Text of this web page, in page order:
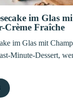
im Glas
Crème Fraîche
im Glas mit
Minute-Dessert,